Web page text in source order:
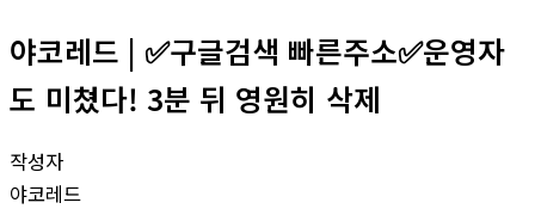
야코레드 | ✅구글검색 빠른주소✅운영자
도 미쳤다! 3분 뒤 영원히 삭제
작성자
야코레드